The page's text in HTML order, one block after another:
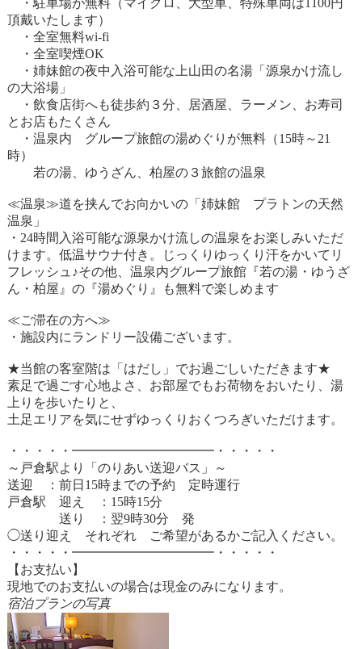
・駐車場が無料（マイクロ、大型車、特殊車両は1100円
頂戴いたします）
・全室無料wi-fi
・全室喫煙OK
・姉妹館の夜中入浴可能な上山田の名湯「源泉かけ流し
の大浴場」
・飲食店街へも徒歩約３分、居酒屋、ラーメン、お寿司
とお店もたくさん
・温泉内 グループ旅館の湯めぐりが無料（15時～21
時）
若の湯、ゆうざん、柏屋の３旅館の温泉
≪温泉≫道を挟んでお向かいの「姉妹館 プラトンの天然
温泉」
・24時間入浴可能な源泉かけ流しの温泉をお楽しみいただ
けます。低温サウナ付き。じっくりゆっくり汗をかいてリ
フレッシュ♪その他、温泉内グループ旅館『若の湯・ゆうざ
ん・柏屋』の『湯めぐり』も無料で楽しめます
≪ご滞在の方へ≫
・施設内にランドリー設備ございます。
★当館の客室階は「はだし」でお過ごしいただきます★
素足で過ごす心地よさ、お部屋でもお荷物をおいたり、湯
上りを歩いたりと、
土足エリアを気にせずゆっくりおくつろぎいただけます。
・・・・・━━━━━━━━━━━・・・・・
～戸倉駅より「のりあい送迎バス」～
送迎 ：前日15時までの予約 定時運行
戸倉駅 迎え ：15時15分
送り ：翌9時30分 発
◯送り迎え それぞれ ご希望があるかご記入ください。
・・・・・━━━━━━━━━━━・・・・・
【お支払い】
現地でのお支払いの場合は現金のみになります。
宿泊プランの写真